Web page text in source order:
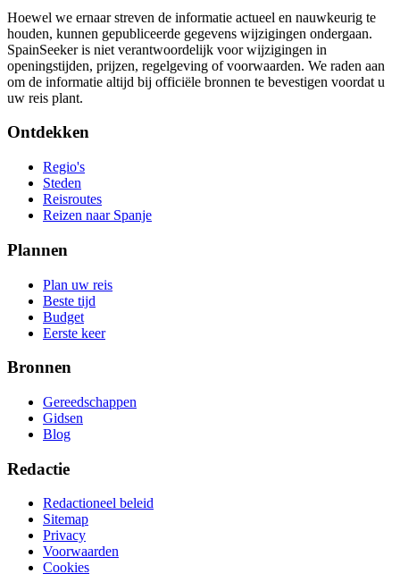
Hoewel we ernaar streven de informatie actueel en nauwkeurig te
houden, kunnen gepubliceerde gegevens wijzigingen ondergaan.
SpainSeeker is niet verantwoordelijk voor wijzigingen in
openingstijden, prijzen, regelgeving of voorwaarden. We raden aan
om de informatie altijd bij officiële bronnen te bevestigen voordat u
uw reis plant.
Ontdekken
Regio's
Steden
Reisroutes
Reizen naar Spanje
Plannen
Plan uw reis
Beste tijd
Budget
Eerste keer
Bronnen
Gereedschappen
Gidsen
Blog
Redactie
Redactioneel beleid
Sitemap
Privacy
Voorwaarden
Cookies